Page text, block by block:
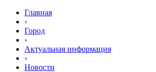
Главная
›
Город
›
Актуальная информация
›
Новости